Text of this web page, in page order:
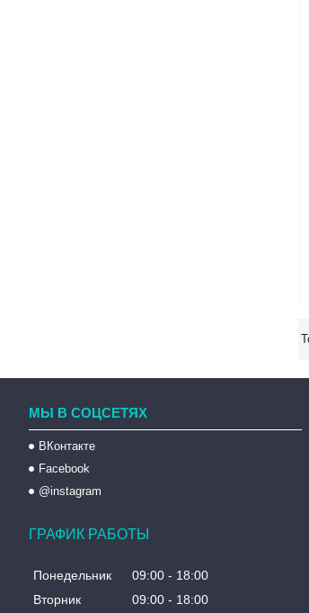
МЫ В СОЦСЕТЯХ
ВКонтакте
Facebook
@instagram
ГРАФИК РАБОТЫ
Понедельник 09:00
18:00
Вторник
09:00 18:00